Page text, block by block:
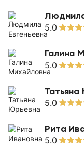
5.0
Галина
5.0
5.0
Рита
5.0